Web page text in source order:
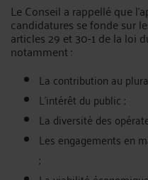
Le Conseil a rappellé que
candidatures se fonde sur
articles 29 et 30-1 de la loi
notamment :
La contribution au
L'intérêt du public ;
La diversité des
Les engagements en
;